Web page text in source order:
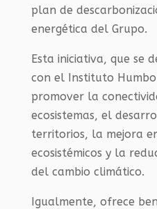
plan de
energética del Grupo.
Esta iniciativa, que se
con el Instituto
promover la
ecosistemas, el
territorios, la mejora
ecosistémicos y la
del cambio climático.
Igualmente, ofrece